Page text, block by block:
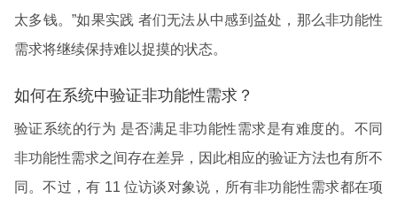
太多钱。”如果实践 者们无法从中感到益处，那么非功能性
需求将继续保持难以捉摸的状态。
如何在系统中验证非功能性需求？
验证系统的行为 是否满足非功能性需求是有难度的。不同
非功能性需求之间存在差异，因此相应的验证方法也有所不
同。不过，有 11 位访谈对象说，所有非功能性需求都在项